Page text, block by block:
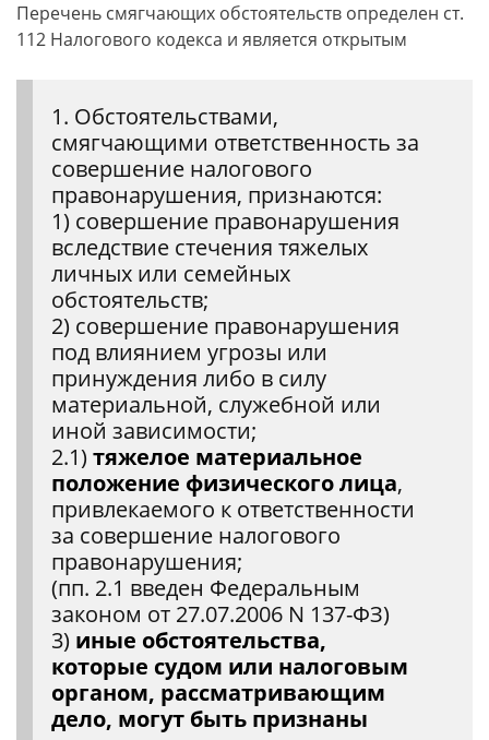
Перечень смягчающих обстоятельств определен ст.
112 Налогового кодекса и является открытым
1. Обстоятельствами,
смягчающими ответственность за
совершение налогового
правонарушения, признаются:
1) совершение правонарушения
вследствие стечения тяжелых
личных или семейных
обстоятельств;
2) совершение правонарушения
под влиянием угрозы или
принуждения либо в силу
материальной, служебной или
иной зависимости;
2.1) тяжелое материальное
положение физического лица,
привлекаемого к ответственности
за совершение налогового
правонарушения;
(пп. 2.1 введен Федеральным
законом от 27.07.2006 N 137-ФЗ)
3) иные обстоятельства,
которые судом или налоговым
органом, рассматривающим
дело, могут быть признаны